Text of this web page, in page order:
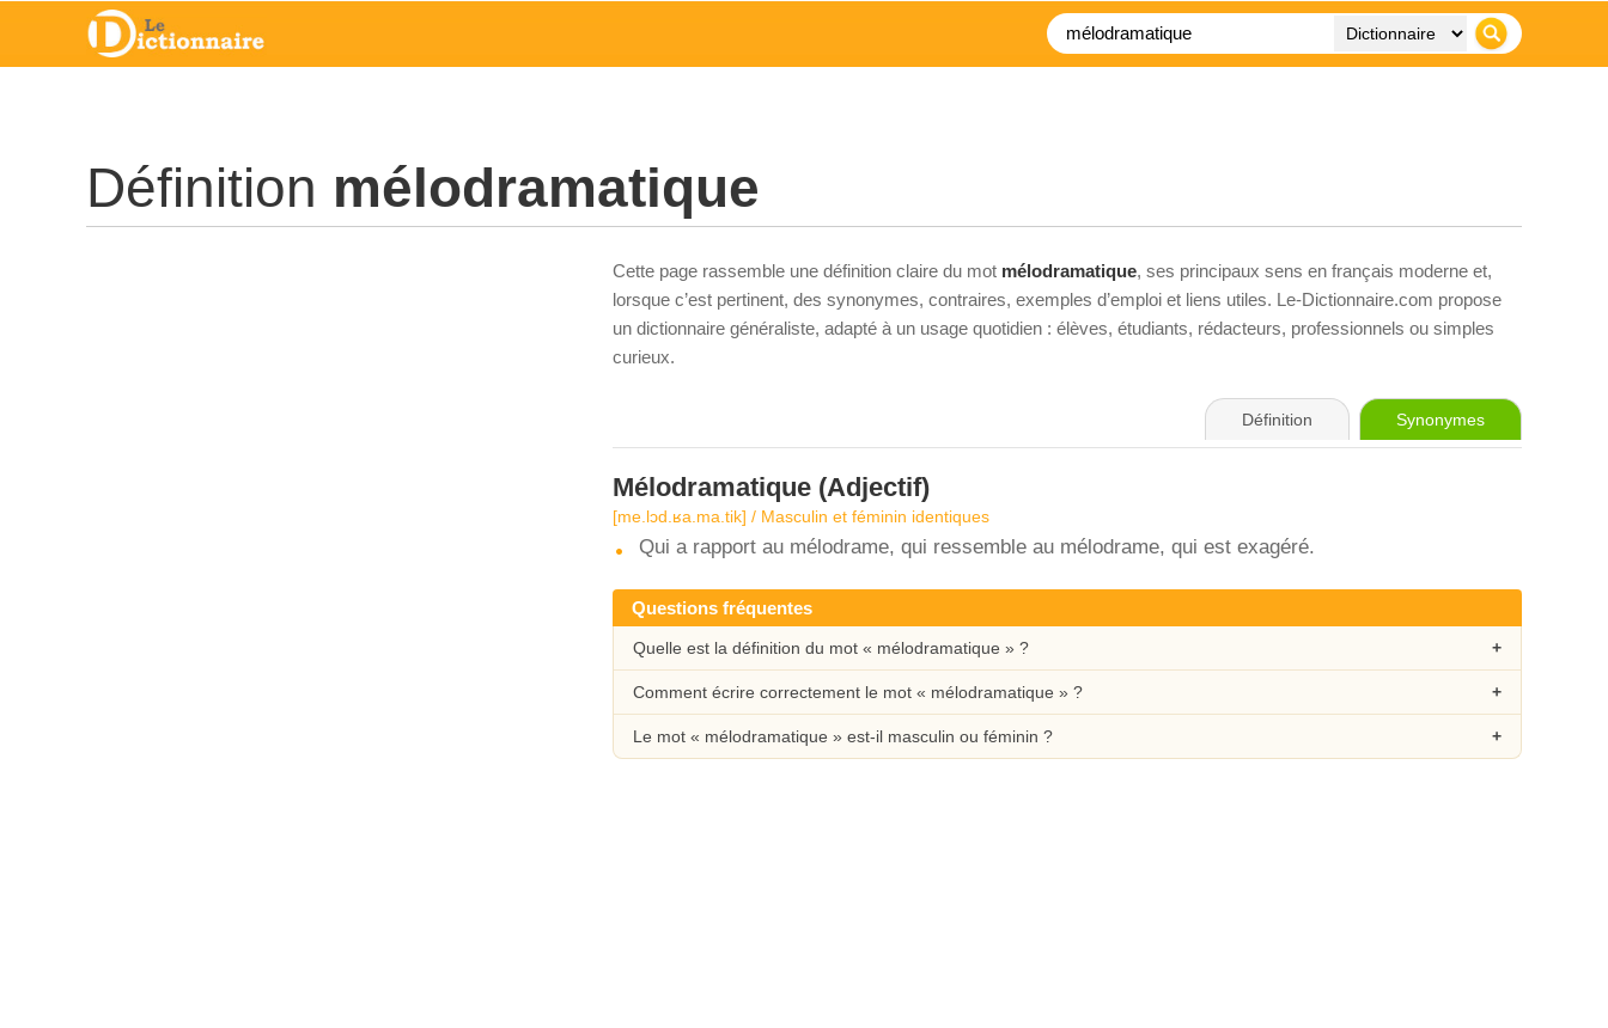
Définition mélodramatique
Cette page rassemble une définition claire du mot mélodramatique, ses principaux sens en français moderne et,
lorsque c’est pertinent, des synonymes, contraires, exemples d’emploi et liens utiles. Le-Dictionnaire.com propose
un dictionnaire généraliste, adapté à un usage quotidien : élèves, étudiants, rédacteurs, professionnels ou simples
curieux.
Définition Synonymes
Mélodramatique (Adjectif)
[me.lɔd.ʁa.ma.tik] / Masculin et féminin identiques
Qui a rapport au mélodrame, qui ressemble au mélodrame, qui est exagéré.
Questions fréquentes
Quelle est la définition du mot « mélodramatique » ?
Comment écrire correctement le mot « mélodramatique » ?
Le mot « mélodramatique » est-il masculin ou féminin ?